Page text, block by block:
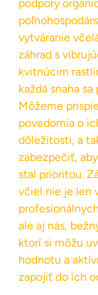
podpory
vytváranie
záhrad s
kvitnúcim
každá snaha sa
Môžeme
povedomia o
dôležitosti, a
zabezpečiť,
stal prioritou.
včiel nie je len
ale aj nás,
ktorí si môžu
hodnotu a
zapojiť do ich